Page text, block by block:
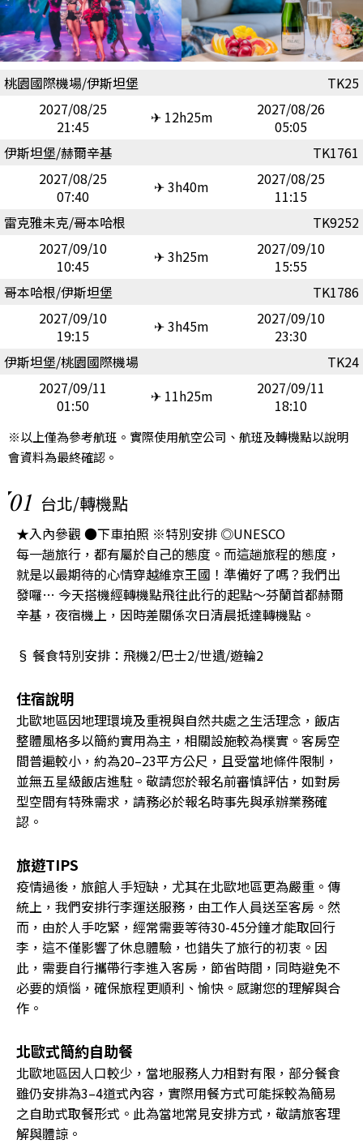
桃園國際機場/伊斯坦堡
TK25
2027/08/25
21:45
✈ 12h25m
2027/08/26
05:05
伊斯坦堡/赫爾辛基
TK1761
2027/08/25
07:40
✈ 3h40m
2027/08/25
11:15
雷克雅未克/哥本哈根
TK9252
2027/09/10
10:45
✈ 3h25m
2027/09/10
15:55
哥本哈根/伊斯坦堡
TK1786
2027/09/10
19:15
✈ 3h45m
2027/09/10
23:30
伊斯坦堡/桃園國際機場
TK24
2027/09/11
01:50
✈ 11h25m
2027/09/11
18:10
※以上僅為參考航班。實際使用航空公司、航班及轉機點以說明
會資料為最終確認。
01 台北/轉機點
★入內參觀 ●下車拍照 ※特別安排 ◎UNESCO
每一趟旅行，都有屬於自己的態度。而這趟旅程的態度，
就是以最期待的心情穿越維京王國！準備好了嗎？我們出
發囉… 今天搭機經轉機點飛往此行的起點～芬蘭首都赫爾
辛基，夜宿機上，因時差關係次日清晨抵達轉機點。
§ 餐食特別安排：飛機2/巴士2/世遺/遊輪2
住宿說明
北歐地區因地理環境及重視與自然共處之生活理念，飯店
整體風格多以簡約實用為主，相關設施較為樸實。客房空
間普遍較小，約為20–23平方公尺，且受當地條件限制，
並無五星級飯店進駐。敬請您於報名前審慎評估，如對房
型空間有特殊需求，請務必於報名時事先與承辦業務確
認。
旅遊TIPS
疫情過後，旅館人手短缺，尤其在北歐地區更為嚴重。傳
統上，我們安排行李運送服務，由工作人員送至客房。然
而，由於人手吃緊，經常需要等待30-45分鐘才能取回行
李，這不僅影響了休息體驗，也錯失了旅行的初衷。因
此，需要自行攜帶行李進入客房，節省時間，同時避免不
必要的煩惱，確保旅程更順利、愉快。感謝您的理解與合
作。
北歐式簡約自助餐
北歐地區因人口較少，當地服務人力相對有限，部分餐食
雖仍安排為3–4道式內容，實際用餐方式可能採較為簡易
之自助式取餐形式。此為當地常見安排方式，敬請旅客理
解與體諒。